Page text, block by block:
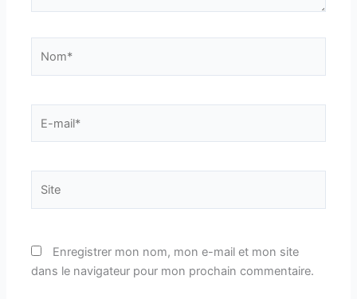
mail*
Enregistrer mon nom, mon e-mail et mon site
dans le navigateur pour mon prochain commentaire.